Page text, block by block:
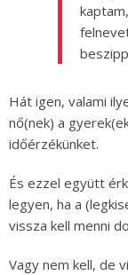
Hát igen, valami
nő(nek) a
időérzékünket.
És ezzel együtt
legyen, ha a
vissza kell menni
Vagy nem kell, de